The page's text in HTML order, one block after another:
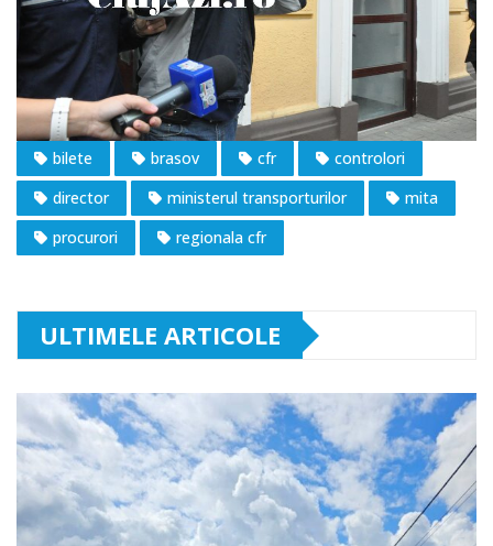
bilete brasov cfr
controlori
director
ministerul transporturilor
mita
procurori
regionala cfr
ULTIMELE ARTICOLE